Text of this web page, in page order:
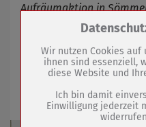
Aufräumaktion in
02.07.2021
Tourist-
Zum Betrieb der
Name
PHP
Anbieter
Wir nutzen Cookies auf
ihnen sind essenziell,
diese Website und
Ich bin damit
Einwilligung jederzeit